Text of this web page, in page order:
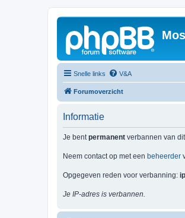
Snelle links V&A
Forumoverzicht
Informatie
Je bentpermanent verbannen van
Neem contact op met een beheerder
Opgegeven reden voor verbanning:
Je IP-adres is verbannen.